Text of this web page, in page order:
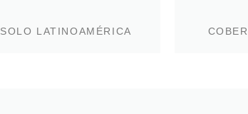
SOLO LATINOAMÉRICA